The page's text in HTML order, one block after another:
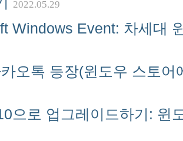
2022.05.29
Windows Event: 차세대
오톡 등장(윈도우 스토어
으로 업그레이드하기: 윈